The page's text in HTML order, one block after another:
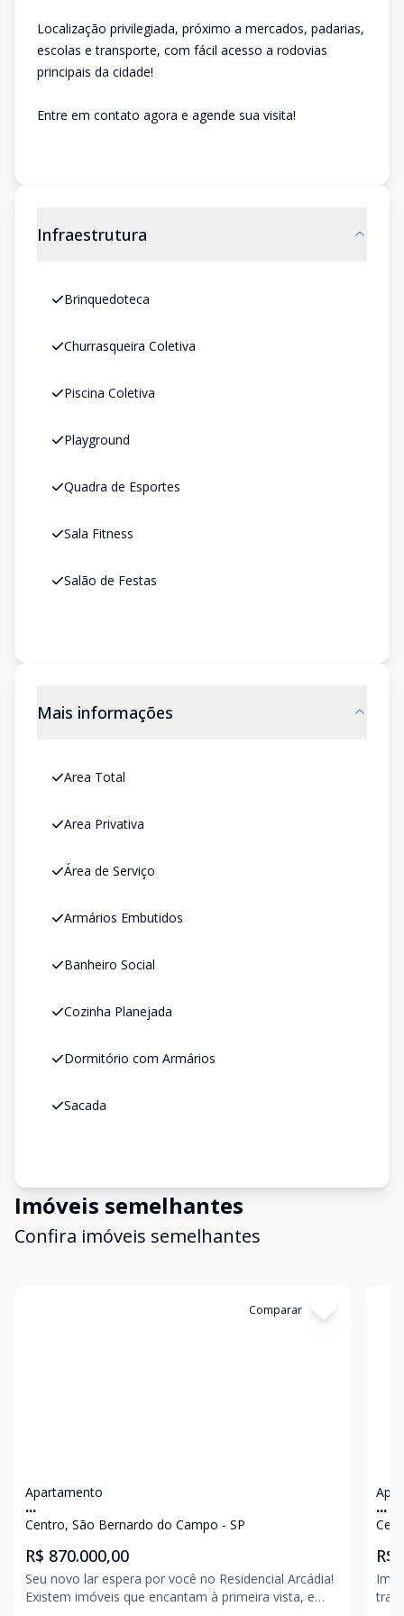
Localização privilegiada, próximo a mercados, padarias,
escolas e transporte, com fácil acesso a rodovias
principais da cidade!
Entre em contato agora e agende sua visita!
Infraestrutura
Brinquedoteca
Churrasqueira Coletiva
Piscina Coletiva
Playground
Quadra de Esportes
Sala Fitness
Salão de Festas
Mais informações
Area Total
Area Privativa
Área de Serviço
Armários Embutidos
Banheiro Social
Cozinha Planejada
Dormitório com Armários
Sacada
Imóveis semelhantes
Confira imóveis semelhantes
Comparar
Apartamento
...
Centro, São Bernardo do Campo - SP
R$ 870.000,00
Seu novo lar espera por você no Residencial Arcádia!
Existem imóveis que encantam à primeira vista, e
...
R$